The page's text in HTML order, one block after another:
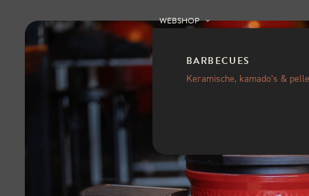
WEBSHOP
BARBECUES
Keramische, kamado’s &